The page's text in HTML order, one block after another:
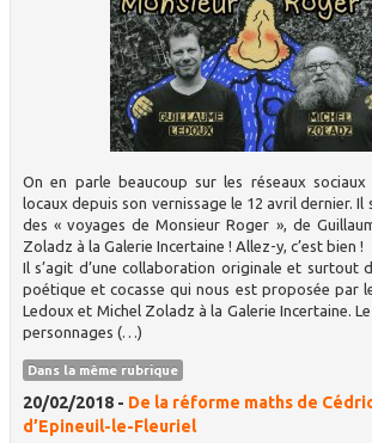
On en parle beaucoup sur les réseaux
locaux depuis son vernissage le 12 avril dernier. Il
des « voyages de Monsieur Roger », de
Zoladz à la Galerie Incertaine ! Allez-y, c’est bien !
Il s’agit d’une collaboration originale et surtout
poétique et cocasse qui nous est proposée par
Ledoux et Michel Zoladz à la Galerie Incertaine.
personnages (…)
Dans la même rubrique
20/02/2018 - De la réforme maths de
d’Epineuil-le-Fleuriel